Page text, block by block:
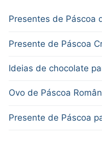
Presentes de Páscoa
Presente de Páscoa
Ideias de chocolate
Ovo de Páscoa
Presente de Páscoa